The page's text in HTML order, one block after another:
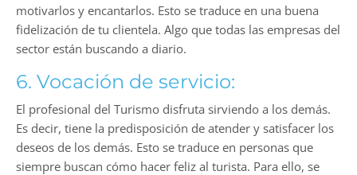
motivarlos y encantarlos. Esto se traduce en una buena
fidelización de tu clientela. Algo que todas las empresas del
sector están buscando a diario.
6. Vocación de servicio:
El profesional del Turismo disfruta sirviendo a los demás.
Es decir, tiene la predisposición de atender y satisfacer los
deseos de los demás. Esto se traduce en personas que
siempre buscan cómo hacer feliz al turista. Para ello, se